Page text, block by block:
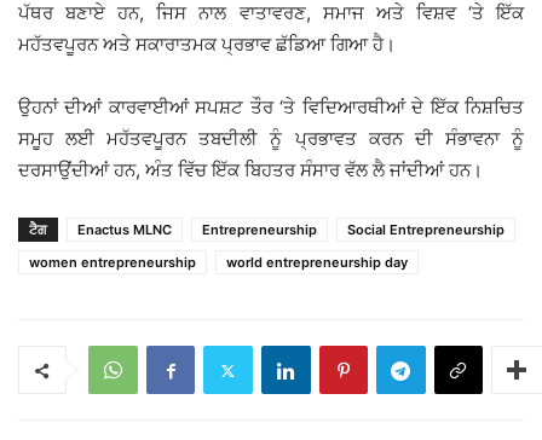
ਪੱਥਰ ਬਣਾਏ ਹਨ, ਜਿਸ ਨਾਲ ਵਾਤਾਵਰਣ, ਸਮਾਜ ਅਤੇ ਵਿਸ਼ਵ ‘ਤੇ ਇੱਕ
ਮਹੱਤਵਪੂਰਨ ਅਤੇ ਸਕਾਰਾਤਮਕ ਪ੍ਰਭਾਵ ਛੱਡਿਆ ਗਿਆ ਹੈ।
ਉਹਨਾਂ ਦੀਆਂ ਕਾਰਵਾਈਆਂ ਸਪਸ਼ਟ ਤੌਰ ‘ਤੇ ਵਿਦਿਆਰਥੀਆਂ ਦੇ ਇੱਕ ਨਿਸ਼ਚਿਤ
ਸਮੂਹ ਲਈ ਮਹੱਤਵਪੂਰਨ ਤਬਦੀਲੀ ਨੂੰ ਪ੍ਰਭਾਵਤ ਕਰਨ ਦੀ ਸੰਭਾਵਨਾ ਨੂੰ
ਦਰਸਾਉਂਦੀਆਂ ਹਨ, ਅੰਤ ਵਿੱਚ ਇੱਕ ਬਿਹਤਰ ਸੰਸਾਰ ਵੱਲ ਲੈ ਜਾਂਦੀਆਂ ਹਨ।
ਟੈਗ Enactus MLNC Entrepreneurship
Social Entrepreneurship
women entrepreneurship
world entrepreneurship day